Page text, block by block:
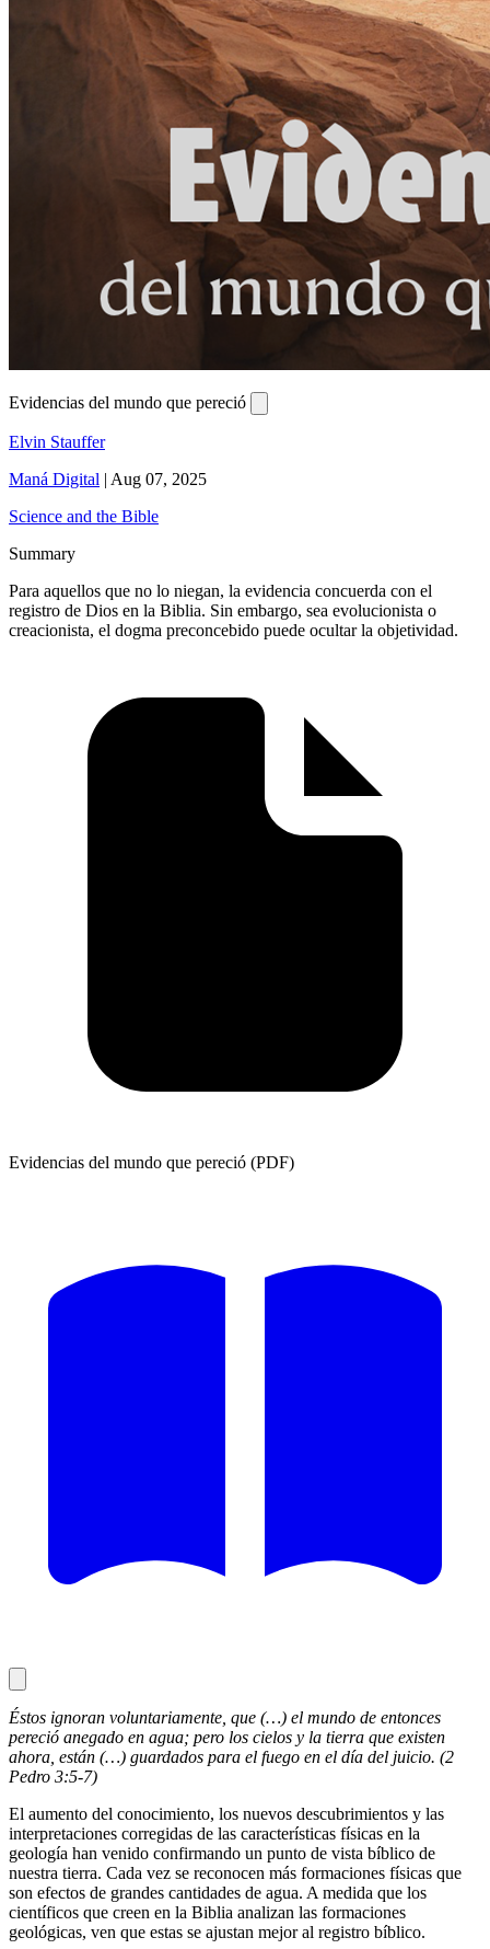
Evidencias del mundo que pereció
Elvin Stauffer
Maná Digital | Aug 07, 2025
Science and the Bible
Summary
Para aquellos que no lo niegan, la evidencia concuerda con el
registro de Dios en la Biblia. Sin embargo, sea evolucionista o
creacionista, el dogma preconcebido puede ocultar la objetividad.
Evidencias del mundo que pereció (PDF)
Éstos ignoran voluntariamente, que (…) el mundo de entonces
pereció anegado en agua; pero los cielos y la tierra que existen
ahora, están (…) guardados para el fuego en el día del juicio. (2
Pedro 3:5-7)
El aumento del conocimiento, los nuevos descubrimientos y las
interpretaciones corregidas de las características físicas en la
geología han venido confirmando un punto de vista bíblico de
nuestra tierra. Cada vez se reconocen más formaciones físicas que
son efectos de grandes cantidades de agua. A medida que los
científicos que creen en la Biblia analizan las formaciones
geológicas, ven que estas se ajustan mejor al registro bíblico.